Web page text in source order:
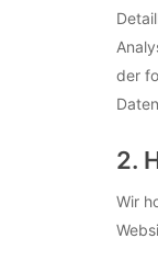
der
2.
Wir